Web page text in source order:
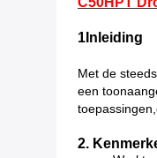
1Inleiding
Met de
een
2.